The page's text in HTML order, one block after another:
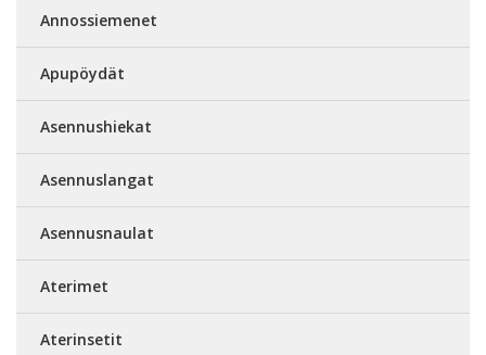
Annossiemenet
Apupöydät
Asennushiekat
Asennuslangat
Asennusnaulat
Aterimet
Aterinsetit